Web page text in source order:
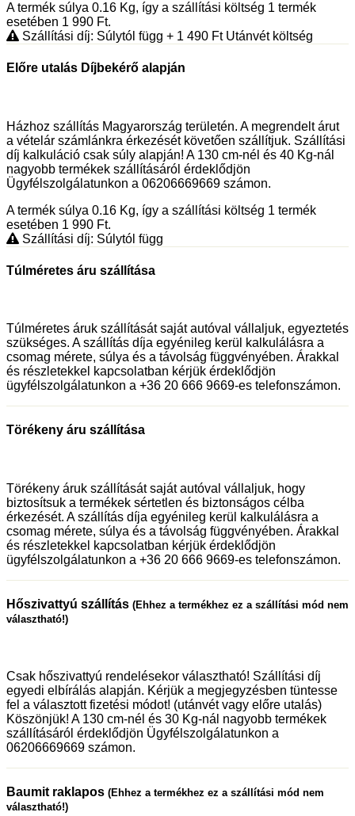
A termék súlya 0.16 Kg, így a szállítási költség 1 termék
esetében 1 990 Ft.
Szállítási díj: Súlytól függ + 1 490 FtUtánvét költség
Előre utalás Díjbekérő alapján
Házhoz szállítás Magyarország területén. A megrendelt árut
a vételár számlánkra érkezését követően szállítjuk. Szállítási
díj kalkuláció csak súly alapján! A 130 cm-nél és 40 Kg-nál
nagyobb termékek szállításáról érdeklődjön
Ügyfélszolgálatunkon a 06206669669 számon.
A termék súlya 0.16 Kg, így a szállítási költség 1 termék
esetében 1 990 Ft.
Szállítási díj: Súlytól függ
Túlméretes áru szállítása
Túlméretes áruk szállítását saját autóval vállaljuk, egyeztetés
szükséges. A szállítás díja egyénileg kerül kalkulálásra a
csomag mérete, súlya és a távolság függvényében. Árakkal
és részletekkel kapcsolatban kérjük érdeklődjön
ügyfélszolgálatunkon a +36 20 666 9669-es telefonszámon.
Törékeny áru szállítása
Törékeny áruk szállítását saját autóval vállaljuk, hogy
biztosítsuk a termékek sértetlen és biztonságos célba
érkezését. A szállítás díja egyénileg kerül kalkulálásra a
csomag mérete, súlya és a távolság függvényében. Árakkal
és részletekkel kapcsolatban kérjük érdeklődjön
ügyfélszolgálatunkon a +36 20 666 9669-es telefonszámon.
Hőszivattyú szállítás (Ehhez a termékhez ez a szállítási mód nem
választható!)
Csak hőszivattyú rendelésekor választható! Szállítási díj
egyedi elbírálás alapján. Kérjük a megjegyzésben tüntesse
fel a választott fizetési módot! (utánvét vagy előre utalás)
Köszönjük! A 130 cm-nél és 30 Kg-nál nagyobb termékek
szállításáról érdeklődjön Ügyfélszolgálatunkon a
06206669669 számon.
Baumit raklapos (Ehhez a termékhez ez a szállítási mód nem
választható!)